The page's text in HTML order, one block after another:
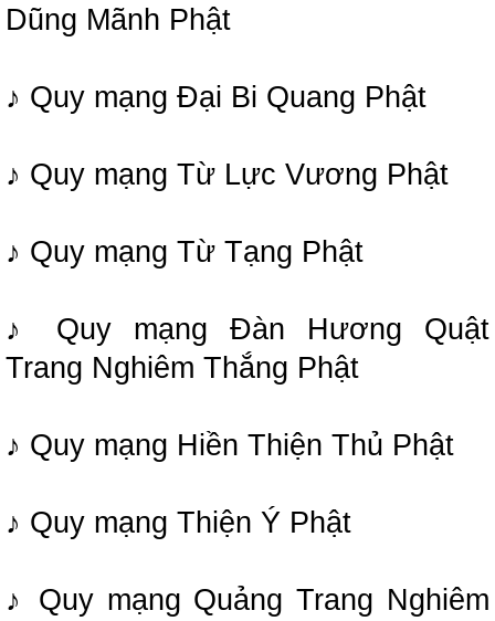
Dũng Mãnh Phật
♪ Quy mạng Đại Bi Quang Phật
♪ Quy mạng Từ Lực Vương Phật
♪ Quy mạng Từ Tạng Phật
♪ Quy mạng Đàn Hương Quật
Trang Nghiêm Thắng Phật
♪ Quy mạng Hiền Thiện Thủ Phật
♪ Quy mạng Thiện Ý Phật
♪ Quy mạng Quảng Trang Nghiêm